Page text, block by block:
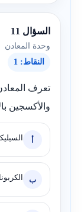
السؤال 11
وحدة المعادن
النقاط: 1
تعرف
والأكسجين
أ
ب